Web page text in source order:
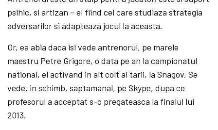
psihic, si artizan – el fiind cel care studiaza strategia
adversarilor si adapteaza jocul la aceasta.
Or, ea abia daca isi vede antrenorul, pe marele
maestru Petre Grigore, o data pe an la campionatul
national, el activand in alt colt al tarii, la Snagov. Se
vede, in schimb, saptamanal, pe Skype, dupa ce
profesorul a acceptat s-o pregateasca la finalul lui
2013.